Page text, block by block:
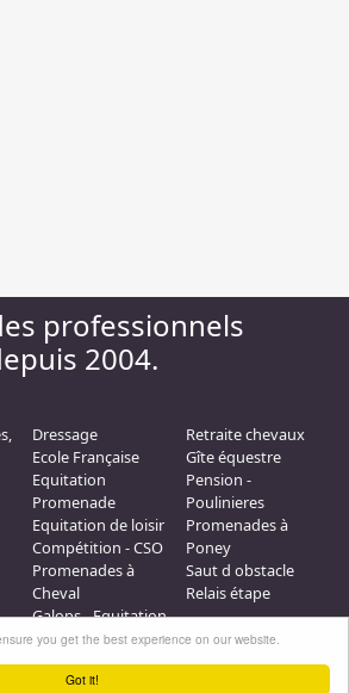
Got it!
you get the best experience on our website.
professionnels
2004.
Dressage
Ecole Française
Equitation
Promenade
Equitation de loisir
Compétition - CSO
Promenades à
Cheval
Galops - Equitation
Retraite chevaux
Gîte équestre
Pension -
Poulinieres
Promenades à
Poney
Saut d obstacle
Relais étape
Inscrivez-vous !